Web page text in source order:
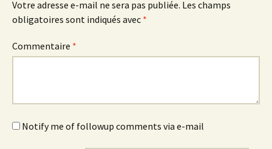
Votre adresse e-mail ne sera pas publiée. Les champs
obligatoires sont indiqués avec *
Commentaire *
Notify me of followup comments via e-mail